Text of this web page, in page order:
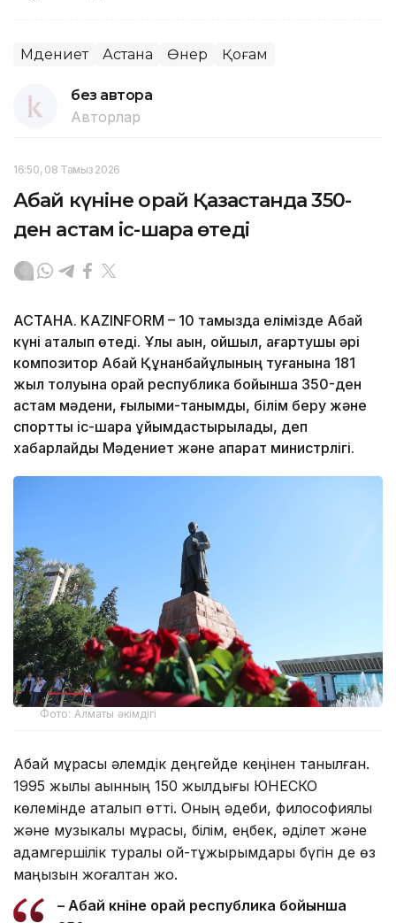
Мәдениет Астана Өнер Қоғам
без автора
Авторлар
16:50, 08 Тамыз 2026
Абай күніне орай Қазақстанда 350-
ден астам іс-шара өтеді
АСТАНА. KAZINFORM – 10 тамызда елімізде Абай
күні аталып өтеді. Ұлы ақын, ойшыл, ағартушы әрі
композитор Абай Құнанбайұлының туғанына 181
жыл толуына орай республика бойынша 350-ден
астам мәдени, ғылыми-танымдық, білім беру және
спорттық іс-шара ұйымдастырылады, деп
хабарлайды Мәдениет және ақпарат министрлігі.
Фото: Алматы әкімдігі
Абай мұрасы әлемдік деңгейде кеңінен танылған.
1995 жылы ақынның 150 жылдығы ЮНЕСКО
көлемінде аталып өтті. Оның әдеби, философиялық
және музыкалық мұрасы, білім, еңбек, әділет және
адамгершілік туралы ой-тұжырымдары бүгін де өз
маңызын жоғалтқан жоқ.
– Абай күніне орай республика бойынша